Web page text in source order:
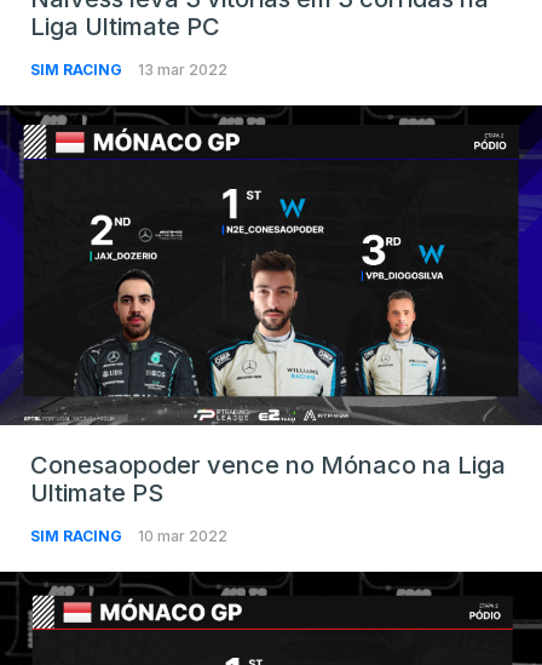
Liga Ultimate PC
SIM RACING 13 mar 2022
Conesaopoder vence no Mónaco na Liga
Ultimate PS
SIM RACING 10 mar 2022